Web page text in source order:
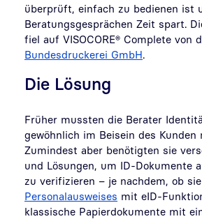
überprüft, einfach zu bedienen ist
Beratungsgesprächen Zeit spart.
fiel auf VISOCORE® Complete von
Bundesdruckerei GmbH
Die Lösung
Früher mussten die Berater
gewöhnlich im Beisein des Kunden
Zumindest aber benötigten sie
und Lösungen, um ID-Dokumente
zu verifizieren – je nachdem, ob
Personalausweises mit eID-
klassische Papierdokumente mit